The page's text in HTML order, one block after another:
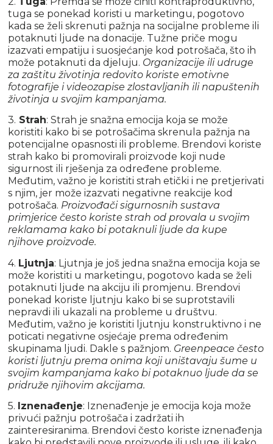
tuga se ponekad koristi u marketingu, pogotovo
kada se želi skrenuti pažnja na socijalne probleme ili
potaknuti ljude na donacije. Tužne priče mogu
izazvati empatiju i suosjećanje kod potrošača, što ih
može potaknuti da djeluju. Organizacije ili udruge
za zaštitu životinja redovito koriste emotivne
fotografije i videozapise zlostavljanih ili napuštenih
životinja u svojim kampanjama.
3. Strah: Strah je snažna emocija koja se može
koristiti kako bi se potrošačima skrenula pažnja na
potencijalne opasnosti ili probleme. Brendovi koriste
strah kako bi promovirali proizvode koji nude
sigurnost ili rješenja za određene probleme.
Međutim, važno je koristiti strah etički i ne pretjerivati
s njim, jer može izazvati negativne reakcije kod
potrošača. Proizvođači sigurnosnih sustava
primjerice često koriste strah od provala u svojim
reklamama kako bi potaknuli ljude da kupe
njihove proizvode.
4. Ljutnja: Ljutnja je još jedna snažna emocija koja se
može koristiti u marketingu, pogotovo kada se želi
potaknuti ljude na akciju ili promjenu. Brendovi
ponekad koriste ljutnju kako bi se suprotstavili
nepravdi ili ukazali na probleme u društvu.
Međutim, važno je koristiti ljutnju konstruktivno i ne
poticati negativne osjećaje prema određenim
skupinama ljudi. Dakle s pažnjom. Greenpeace često
koristi ljutnju prema onima koji uništavaju šume u
svojim kampanjama kako bi potaknuo ljude da se
pridruže njihovim akcijama.
5. Iznenađenje: Iznenađenje je emocija koja može
privući pažnju potrošača i zadržati ih
zainteresiranima. Brendovi često koriste iznenađenja